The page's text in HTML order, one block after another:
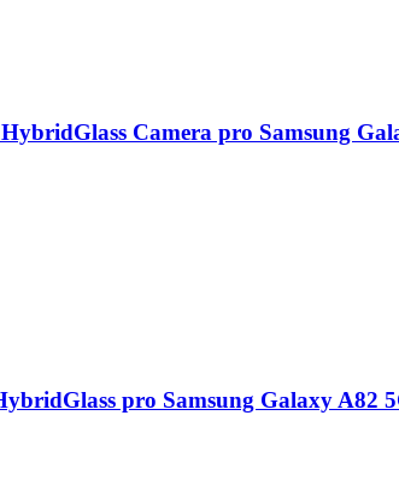
Camera pro Samsung
pro Samsung Galaxy A82